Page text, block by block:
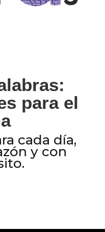
para el
cada día,
y con